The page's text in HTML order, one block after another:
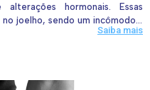
hormonais. Essas
joelho, sendo um incômodo...
Saiba mais